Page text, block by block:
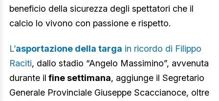
beneficio della sicurezza degli spettatori che il
calcio lo vivono con passione e rispetto.
L’asportazione della targa in ricordo di Filippo
Raciti, dallo stadio “Angelo Massimino”, avvenuta
durante il fine settimana, aggiunge il Segretario
Generale Provinciale Giuseppe Scaccianoce, oltre